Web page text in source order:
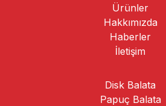
Ürünler
Hakkımızda
Haberler
İletişim
Disk Balata
Papuç Balata